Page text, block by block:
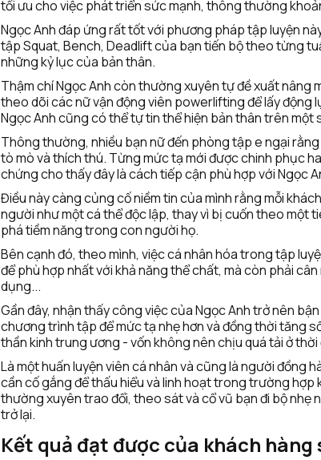
tối ưu cho việc phát triển sức mạnh, thông thường
Ngọc Anh đáp ứng rất tốt với phương pháp tập luyện
tập Squat, Bench, Deadlift của bạn tiến bộ theo từng
những kỷ lục của bản thân.
Thậm chí Ngọc Anh còn thường xuyên tự đề xuất
theo dõi các nữ vận động viên powerlifting để lấy động
Ngọc Anh cũng có thể tự tin thể hiện bản thân trên một
Thông thường, nhiều bạn nữ đến phòng tập e ngại
tò mò và thích thú. Từng mức tạ mới được chinh phục
chứng cho thấy đây là cách tiếp cận phù hợp với Ngọc
Điều này càng củng cố niềm tin của mình rằng mỗi
người như một cá thể độc lập, thay vì bị cuốn theo một
phá tiềm năng trong con người họ.
Bên cạnh đó, theo mình, việc cá nhân hóa trong tập
để phù hợp nhất với khả năng thể chất, mà còn phải
dụng...
Gần đây, nhận thấy công việc của Ngọc Anh trở nên
chương trình tập để mức tạ nhẹ hơn và đồng thời tăng
thần kinh trung ương - vốn không nên chịu quá tải ở thời
Là một huấn luyện viên cá nhân và cũng là người đồng
cần cố gắng để thấu hiểu và linh hoạt trong trường hợp
thường xuyên trao đổi, theo sát và cổ vũ bạn đi bộ nhẹ
trở lại.
Kết quả đạt được của khách